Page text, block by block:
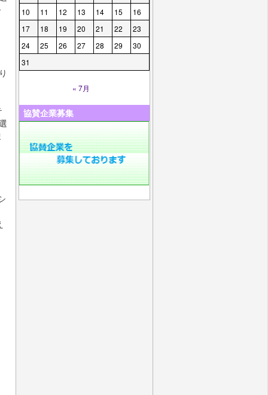
10
11 12 13 14 15
16
17
18 19 20 21 22
23
24
25 26 27 28 29
30
31
« 7月
協賛企業募集